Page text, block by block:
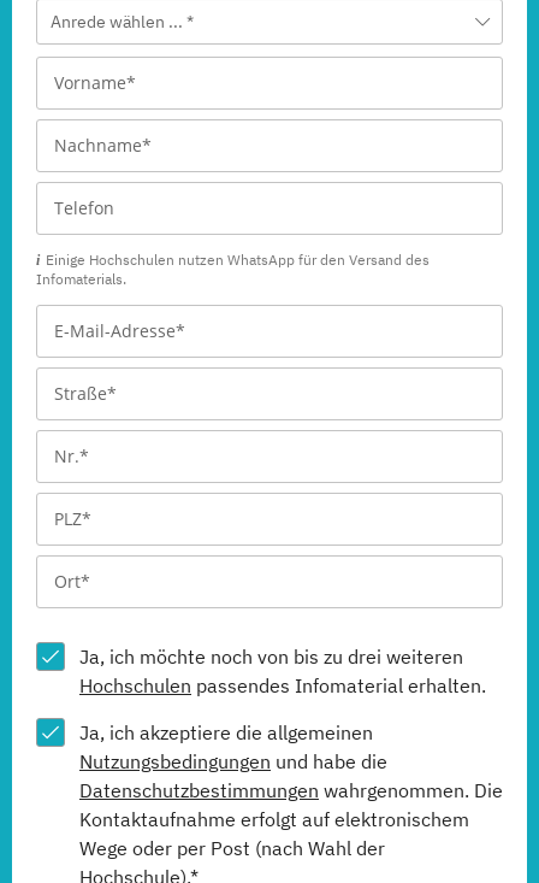
Anrede wählen ... *
Einige Hochschulen nutzen WhatsApp für den Versand des
Infomaterials.
Ja, ich möchte noch von bis zu drei weiteren
Hochschulen passendes Infomaterial erhalten.
Ja, ich akzeptiere die allgemeinen
Nutzungsbedingungen und habe die
Datenschutzbestimmungen wahrgenommen. Die
Kontaktaufnahme erfolgt auf elektronischem
Wege oder per Post (nach Wahl der
Hochschule).*